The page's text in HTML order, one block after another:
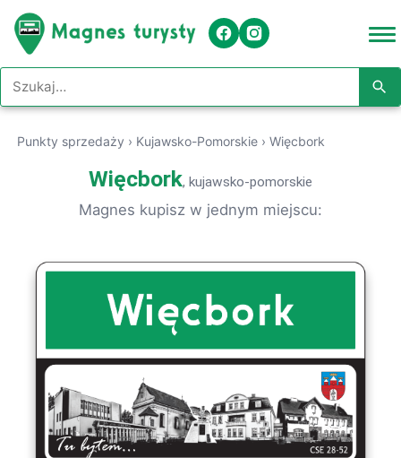
Szukaj w serwisie
Punkty sprzedaży › Kujawsko-Pomorskie ›Więcbork
Więcbork, kujawsko-pomorskie
Magnes kupisz w jednym miejscu: